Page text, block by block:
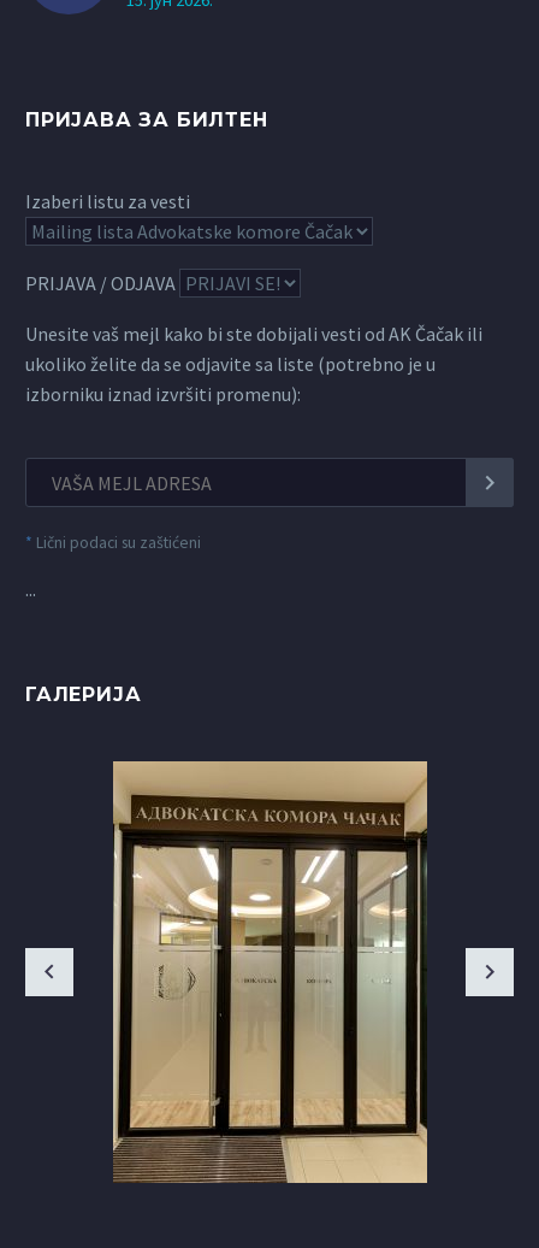
ПРИЈАВА ЗА БИЛТЕН
Izaberi listu za vesti
PRIJAVA / ODJAVA
Unesite vaš mejl kako bi ste dobijali vesti od AK Čačak ili
ukoliko želite da se odjavite sa liste (potrebno je u
izborniku iznad izvršiti promenu):
* Lični podaci su zaštićeni
...
ГАЛЕРИЈА